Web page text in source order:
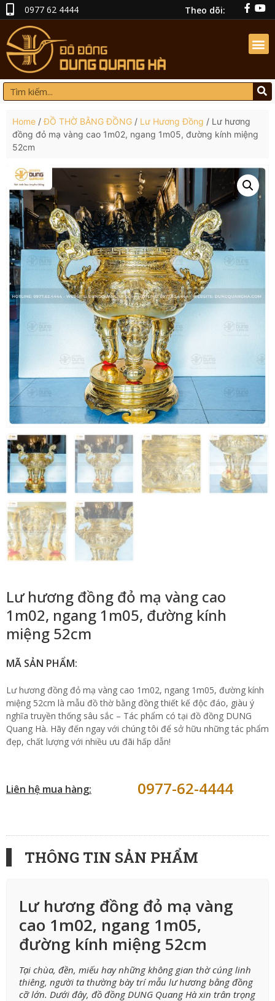
0977 62 4444 Theo dõi:
Home /ĐỒ THỜ BẰNG ĐỒNG / Lư Hương Đồng / Lư hương
đồng đỏ mạ vàng cao 1m02, ngang 1m05, đường kính miệng
52cm
Lư hương đồng đỏ mạ vàng cao
1m02, ngang 1m05, đường kính
miệng 52cm
MÃ SẢN PHẨM:
Lư hương đồng đỏ mạ vàng cao 1m02, ngang 1m05, đường kính
miệng 52cm là mẫu đồ thờ bằng đồng thiết kế độc đáo, giàu ý
nghĩa truyền thống sâu sắc – Tác phẩm có tại đồ đồng DUNG
Quang Hà. Hãy đến ngay với chúng tôi để sở hữu những tác phẩm
đẹp, chất lượng với nhiều ưu đãi hấp dẫn!
Liên hệ mua hàng: 0977-62-4444
THÔNG TIN SẢN PHẨM
Lư hương đồng đỏ mạ vàng
cao 1m02, ngang 1m05,
đường kính miệng 52cm
Tại chùa, đền, miếu hay những không gian thờ cúng linh
thiêng, người ta thường bày trí mẫu lư hương bằng đồng
cỡ lớn. Dưới đây, đồ đồng DUNG Quang Hà xin trân trọng